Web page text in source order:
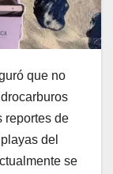
que no
reportes de
del
se